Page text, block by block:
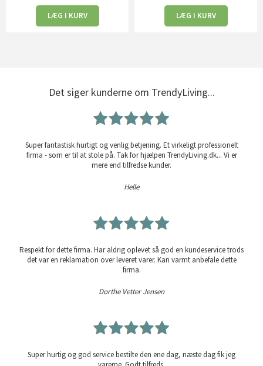
LÆG I KURV LÆG I KURV
Det siger kunderne om TrendyLiving...
Super fantastisk hurtigt og venlig betjening. Et virkeligt professionelt
firma - som er til at stole på. Tak for hjælpen TrendyLiving.dk... Vi er
mere end tilfredse kunder.
Helle
Respekt for dette firma. Har aldrig oplevet så god en kundeservice trods
det var en reklamation over leveret varer. Kan varmt anbefale dette
firma.
Dorthe Vetter Jensen
Super hurtig og god service bestilte den ene dag, næste dag fik jeg